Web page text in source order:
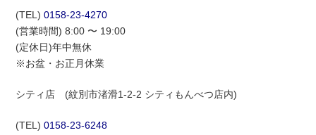
(TEL)0158-23-4270
(営業時間) 8:00 〜 19:00
(定休日)年中無休
※お盆・お正月休業
シティ店 (紋別市渚滑1-2-2 シティもんべつ店内)
(TEL)0158-23-6248